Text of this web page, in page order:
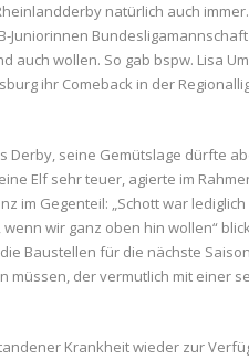
natürlich auch
Juniorinnen
wollen. So gab bspw. Lisa
ihr Comeback in der
Derby, seine Gemütslage dürfte
Elf sehr teuer, agierte im
im Gegenteil: „Schott war
wir ganz oben hin wollen“
Baustellen für die nächste
müssen, der vermutlich mit einer
Krankheit wieder zur